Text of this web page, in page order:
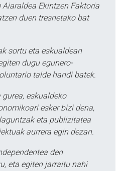
Ekintzen Faktoria
duen tresnetako bat
sortu eta eskualdean
dugu egunero-
talde handi batek.
eskualdeko
esker bizi dena,
eta publizitatea
aurrera egin dezan.
den
eta egiten jarraitu nahi